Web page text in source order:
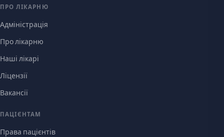
ПРО ЛІКАРНЮ
Адміністрація
Про лікарню
Наші лікарі
Ліцензії
Вакансії
ПАЦІЄНТАМ
Права пацієнтів